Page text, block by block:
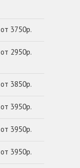
от 3750р.
от 2950р.
от 3850р.
от 3950р.
от 3950р.
от 3950р.